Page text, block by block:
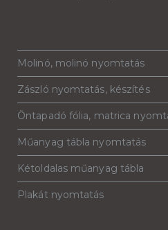
Molinó, molinó nyomtatás
Zászló nyomtatás, készítés
Öntapadó fólia, matrica
Műanyag tábla nyomtatás
Kétoldalas műanyag tábla
Plakát nyomtatás